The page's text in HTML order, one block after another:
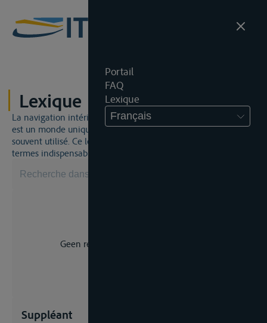
Portail
FAQ
Lexique
Français
Lexique
La navigation intérieure et du droit de la navigation intérieure
est un monde unique. Cela signifie qu'un jargon spécifique est
souvent utilisé. Ce lexique vous aidera à maîtriser certains
termes indispensables.
Geen resultaat voor uw zoekopdracht.
Suppléant